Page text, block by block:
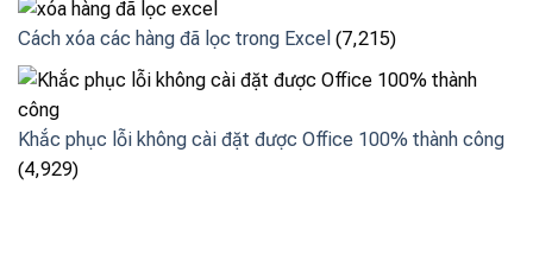
Cách xóa các hàng đã lọc trong Excel (7,215)
Khắc phục lỗi không cài đặt được Office 100% thành công
(4,929)